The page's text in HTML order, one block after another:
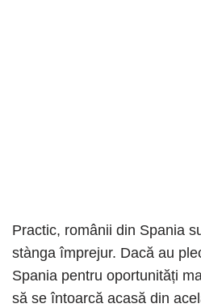
Practic, românii din Spania
stànga împrejur. Dacă au
Spania pentru oportunități
să se întoarcă acasă din